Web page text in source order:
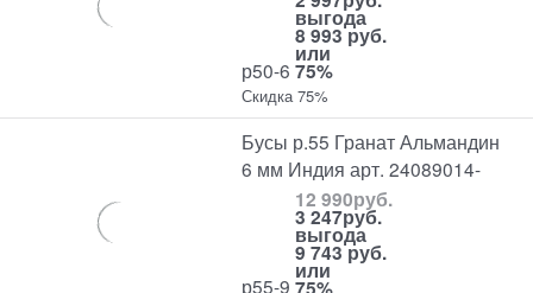
р50-6
выгода
8 993 руб.
или
75%
Скидка 75%
Бусы р.55 Гранат Альмандин
6 мм Индия арт. 24089014-
р55-9
12 990руб.
3 247руб.
выгода
9 743 руб.
или
75%